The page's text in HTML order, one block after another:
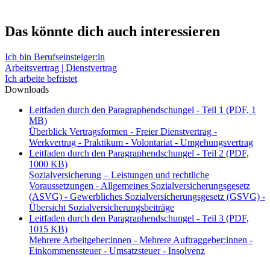
Das könnte dich auch interessieren
Ich bin Berufseinsteiger:in
Arbeitsvertrag | Dienstvertrag
Ich arbeite befristet
Downloads
Leitfaden durch den Paragraphendschungel - Teil 1 (PDF, 1
MB)
Überblick Vertragsformen - Freier Dienstvertrag -
Werkvertrag - Praktikum - Volontariat - Umgehungsvertrag
Leitfaden durch den Paragraphendschungel - Teil 2 (PDF,
1000 KB)
Sozialversicherung – Leistungen und rechtliche
Voraussetzungen - Allgemeines Sozialversicherungsgesetz
(ASVG) - Gewerbliches Sozialversicherungsgesetz (GSVG) -
Übersicht Sozialversicherungsbeiträge
Leitfaden durch den Paragraphendschungel - Teil 3 (PDF,
1015 KB)
Mehrere Arbeitgeber:innen - Mehrere Auftraggeber:innen -
Einkommenssteuer - Umsatzsteuer - Insolvenz